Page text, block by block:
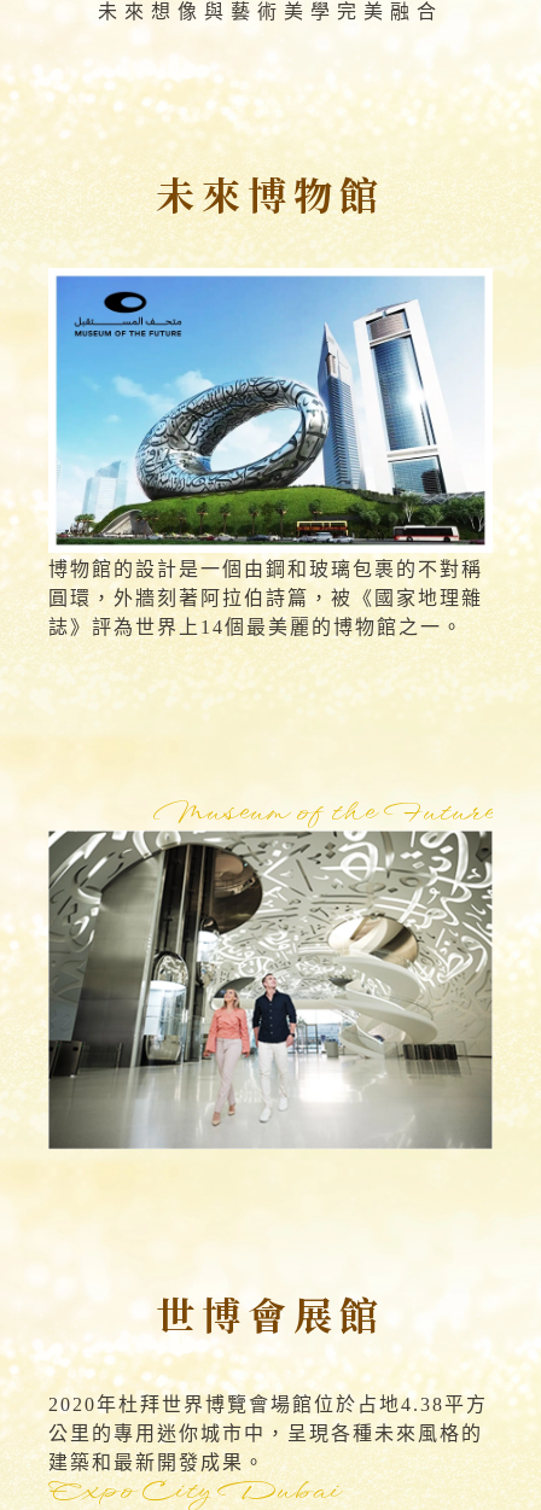
未來想像與藝術美學完美融合
未來博物館
博物館的設計是一個由鋼和玻璃包裹的不對稱
圓環，外牆刻著阿拉伯詩篇，被《國家地理雜
誌》評為世界上14個最美麗的博物館之一。
Museum of the Future
世博會展館
2020年杜拜世界博覽會場館位於占地4.38平方
公里的專用迷你城市中，呈現各種未來風格的
建築和最新開發成果。
Expo City Dubai